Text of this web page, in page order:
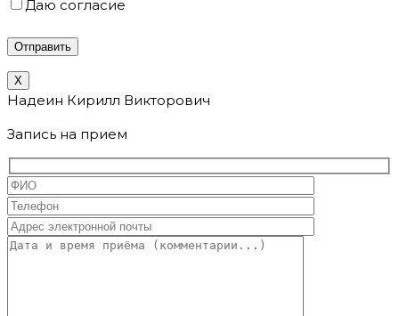
Даю согласие
X
Надеин Кирилл Викторович
Запись на прием